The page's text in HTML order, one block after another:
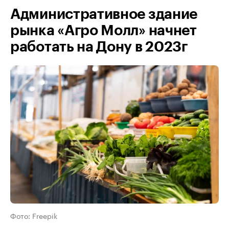
Административное здание
рынка «Агро Молл» начнет
работать на Дону в 2023г
Фото: Freepik